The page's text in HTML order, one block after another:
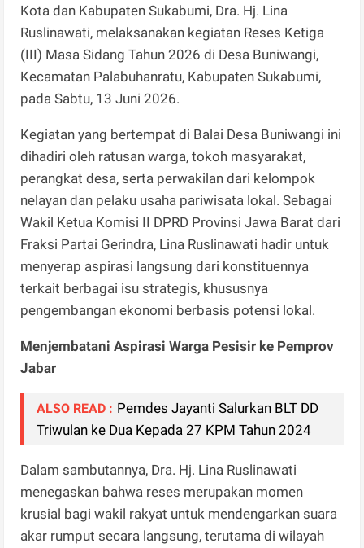
Kota dan Kabupaten Sukabumi, Dra. Hj. Lina
Ruslinawati, melaksanakan kegiatan Reses Ketiga
(III) Masa Sidang Tahun 2026 di Desa Buniwangi,
Kecamatan Palabuhanratu, Kabupaten Sukabumi,
pada Sabtu, 13 Juni 2026.
Kegiatan yang bertempat di Balai Desa Buniwangi ini
dihadiri oleh ratusan warga, tokoh masyarakat,
perangkat desa, serta perwakilan dari kelompok
nelayan dan pelaku usaha pariwisata lokal. Sebagai
Wakil Ketua Komisi II DPRD Provinsi Jawa Barat dari
Fraksi Partai Gerindra, Lina Ruslinawati hadir untuk
menyerap aspirasi langsung dari konstituennya
terkait berbagai isu strategis, khususnya
pengembangan ekonomi berbasis potensi lokal.
Menjembatani Aspirasi Warga Pesisir ke Pemprov
Jabar
ALSO READ : Pemdes Jayanti Salurkan BLT DD
Triwulan ke Dua Kepada 27 KPM Tahun 2024
Dalam sambutannya, Dra. Hj. Lina Ruslinawati
menegaskan bahwa reses merupakan momen
krusial bagi wakil rakyat untuk mendengarkan suara
akar rumput secara langsung, terutama di wilayah